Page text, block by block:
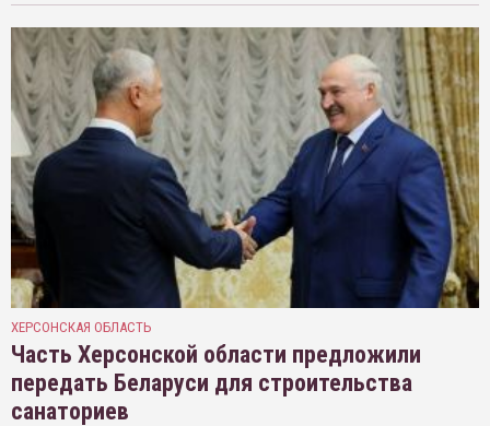
ХЕРСОНСКАЯ ОБЛАСТЬ
Часть Херсонской области предложили
передать Беларуси для строительства
санаториев